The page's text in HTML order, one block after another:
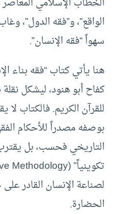
الواقع”، و”فقه الدول”،
سهواً “فقه الإنسان”.
هنا يأتي كتاب “فقه بناء
كفاح أبو هنود، ليشكل
للقرآن الكريم. فالكتاب
بوصفه مصدراً للأحكام
التاريخي فحسب، بل
لصناعة الإنسان القادر
الحضارة.